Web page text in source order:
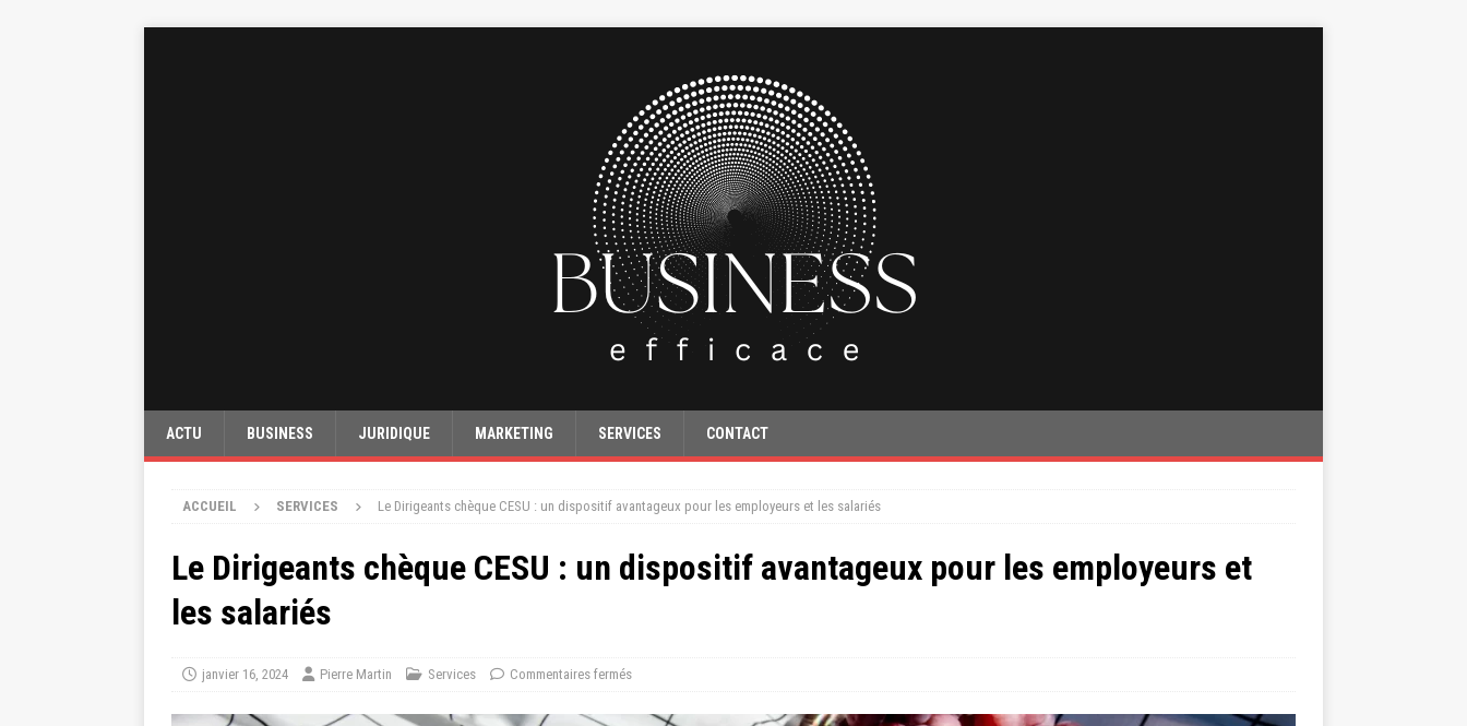
ACTU BUSINESS JURIDIQUE MARKETING SERVICES CONTACT
ACCUEIL SERVICES Le Dirigeants chèque CESU : un dispositif avantageux pour les employeurs et les salariés
Le Dirigeants chèque CESU : un dispositif avantageux pour les employeurs et
les salariés
janvier 16, 2024 Pierre Martin Services Commentaires fermés